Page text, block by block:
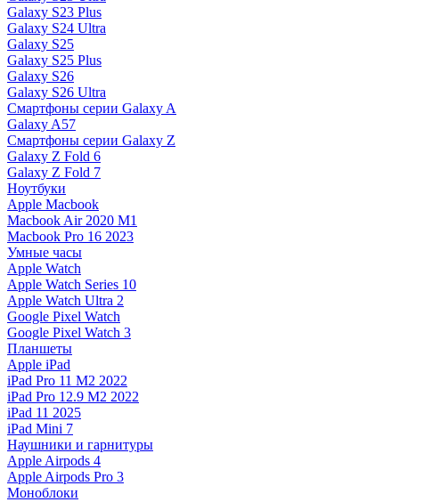
Galaxy S23 Plus
Galaxy S24 Ultra
Galaxy S25
Galaxy S25 Plus
Galaxy S26
Galaxy S26 Ultra
Смартфоны серии Galaxy A
Galaxy A57
Смартфоны серии Galaxy Z
Galaxy Z Fold 6
Galaxy Z Fold 7
Ноутбуки
Apple Macbook
Macbook Air 2020 M1
Macbook Pro 16 2023
Умные часы
Apple Watch
Apple Watch Series 10
Apple Watch Ultra 2
Google Pixel Watch
Google Pixel Watch 3
Планшеты
Apple iPad
iPad Pro 11 M2 2022
iPad Pro 12.9 M2 2022
iPad 11 2025
iPad Mini 7
Наушники и гарнитуры
Apple Airpods 4
Apple Airpods Pro 3
Моноблоки